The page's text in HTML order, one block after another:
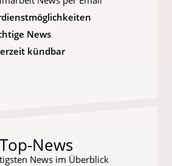
News
kündbar
Top-News
News im Überblick